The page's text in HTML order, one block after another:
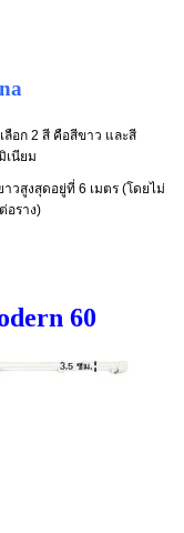
ลือก 2 สี คือสีขาว และสี
เนียม
าวสูงสุดอยู่ที่ 6 เมตร (โดยไม่
อราง)
60